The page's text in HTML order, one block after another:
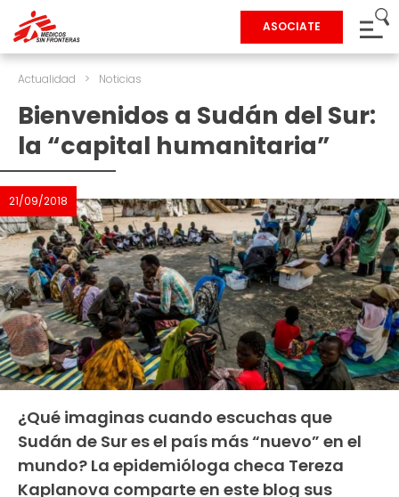
ASOCIATE
Actualidad > Noticias
Bienvenidos a Sudán del Sur:
la “capital humanitaria”
21/09/2018
¿Qué imaginas cuando escuchas que
Sudán de Sur es el país más “nuevo” en el
mundo? La epidemióloga checa Tereza
Kaplanova comparte en este blog sus